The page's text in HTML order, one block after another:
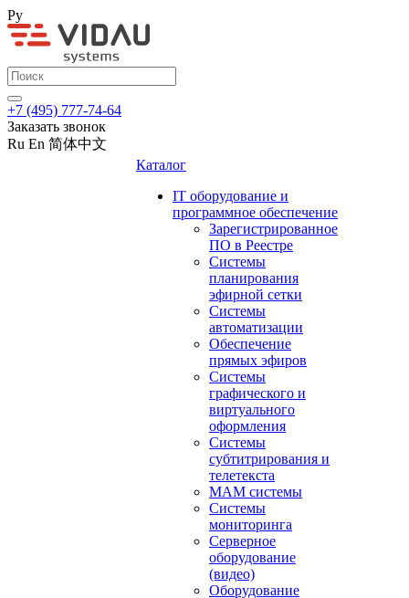
Ру
+7 (495) 777-74-64
Заказать звонок
Ru En 简体中文
Каталог
IT оборудование и
программное обеспечение
Зарегистрированное
ПО в Реестре
Системы
планирования
эфирной сетки
Системы
автоматизации
Обеспечение
прямых эфиров
Системы
графического и
виртуального
оформления
Системы
субтитрирования и
телетекста
MAM системы
Системы
мониторинга
Серверное
оборудование
(видео)
Оборудование